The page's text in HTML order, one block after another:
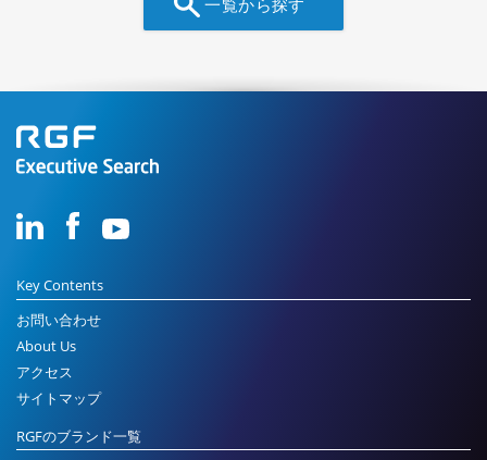
Key Contents
お問い合わせ
About Us
アクセス
サイトマップ
RGFのブランド一覧